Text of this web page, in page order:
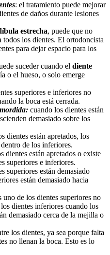
: el tratamiento puede mejorar
de daños durante lesiones
estrecha, puede que no
todos los dientes. El ortodoncista
para dejar espacio para los
suceder cuando el diente
o el hueso, o solo emerge
superiores e inferiores no
la boca está cerrada.
cuando los dientes están
demasiado sobre los
dientes están apretados, los
de los inferiores.
dientes están apretados o existe
superiores e inferiores.
superiores están demasiado
están demasiado hacia
uno de los dientes superiores no
dientes inferiores cuando los
demasiado cerca de la mejilla o
los dientes, ya sea porque falta
no llenan la boca. Esto es lo